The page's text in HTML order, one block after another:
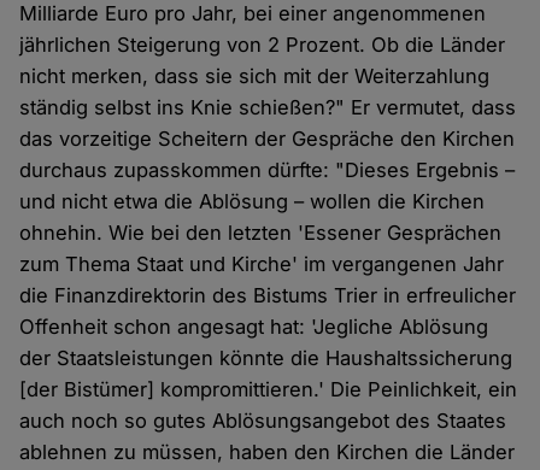
Milliarde Euro pro Jahr, bei einer angenommenen
jährlichen Steigerung von 2 Prozent. Ob die Länder
nicht merken, dass sie sich mit der Weiterzahlung
ständig selbst ins Knie schießen?" Er vermutet, dass
das vorzeitige Scheitern der Gespräche den Kirchen
durchaus zupasskommen dürfte: "Dieses Ergebnis –
und nicht etwa die Ablösung – wollen die Kirchen
ohnehin. Wie bei den letzten 'Essener Gesprächen
zum Thema Staat und Kirche' im vergangenen Jahr
die Finanzdirektorin des Bistums Trier in erfreulicher
Offenheit schon angesagt hat: 'Jegliche Ablösung
der Staatsleistungen könnte die Haushaltssicherung
[der Bistümer] kompromittieren.' Die Peinlichkeit, ein
auch noch so gutes Ablösungsangebot des Staates
ablehnen zu müssen, haben den Kirchen die Länder